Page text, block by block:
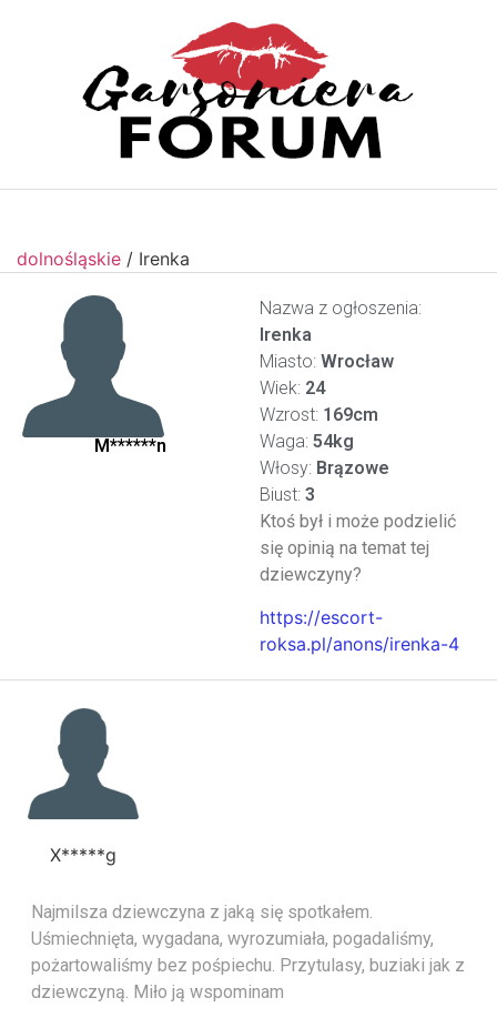
dolnośląskie / Irenka
M******n
Nazwa z ogłoszenia:
Irenka
Miasto: Wrocław
Wiek: 24
Wzrost: 169cm
Waga: 54kg
Włosy: Brązowe
Biust: 3
Ktoś był i może podzielić
się opinią na temat tej
dziewczyny?
https://escort-
roksa.pl/anons/irenka-4
X*****g
Najmilsza dziewczyna z jaką się spotkałem.
Uśmiechnięta, wygadana, wyrozumiała, pogadaliśmy,
pożartowaliśmy bez pośpiechu. Przytulasy, buziaki jak z
dziewczyną. Miło ją wspominam